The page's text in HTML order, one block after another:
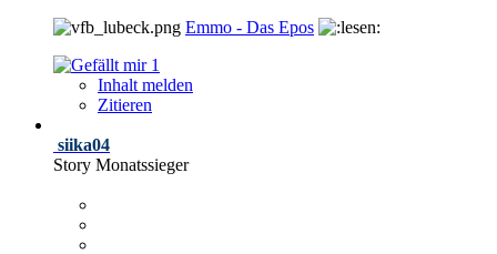
Emmo - Das Epos
1
Inhalt melden
Zitieren
siika04
Story Monatssieger